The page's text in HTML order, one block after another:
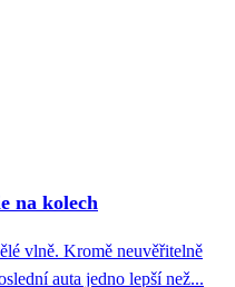
na kolech
vlně. Kromě neuvěřitelně
auta jedno lepší než...